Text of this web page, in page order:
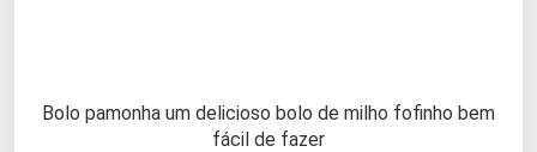
Bolo pamonha um delicioso bolo de milho fofinho bem
fácil de fazer